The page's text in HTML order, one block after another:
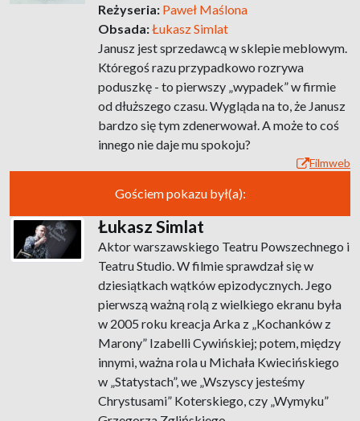
Reżyseria: Paweł Maślona
Obsada:Łukasz Simlat
Janusz jest sprzedawcą w sklepie meblowym.
Któregoś razu przypadkowo rozrywa
poduszkę - to pierwszy „wypadek” w firmie
od dłuższego czasu. Wygląda na to, że Janusz
bardzo się tym zdenerwował. A może to coś
innego nie daje mu spokoju?
Filmweb
Gościem pokazu był(a):
Łukasz Simlat
Aktor warszawskiego Teatru Powszechnego i
Teatru Studio. W filmie sprawdzał się w
dziesiątkach wątków epizodycznych. Jego
pierwszą ważną rolą z wielkiego ekranu była
w 2005 roku kreacja Arka z „Kochanków z
Marony” Izabelli Cywińskiej; potem, między
innymi, ważna rola u Michała Kwiecińskiego
w „Statystach”, we „Wszyscy jesteśmy
Chrystusami” Koterskiego, czy „Wymyku”